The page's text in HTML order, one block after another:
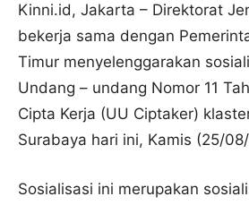
Kinni.id, Jakarta – Direktorat
bekerja sama dengan
Timur menyelenggarakan
Undang – undang Nomor 11
Cipta Kerja (UU Ciptaker)
Surabaya hari ini, Kamis (25/
Sosialisasi ini merupakan